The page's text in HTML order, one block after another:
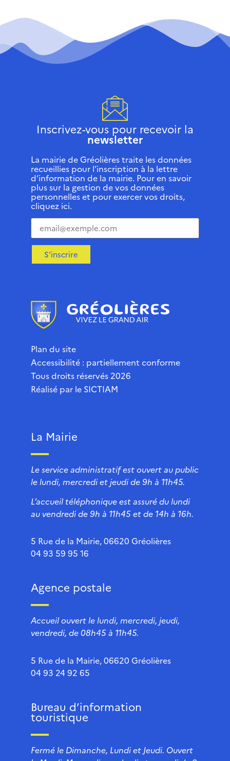
Inscrivez-vous pour recevoir la
newsletter
La mairie de Gréolières traite les données
recueillies pour l’inscription à la lettre
d’information de la mairie. Pour en savoir
plus sur la gestion de vos données
personnelles et pour exercer vos droits,
cliquez ici.
S'inscrire
Plan du site
Accessibilité : partiellement conforme
Tous droits réservés 2026
Réalisé par le SICTIAM
La Mairie
Le service administratif est ouvert au public
le lundi, mercredi et jeudi de 9h à 11h45.
L’accueil téléphonique est assuré du lundi
au vendredi de 9h à 11h45 et de 14h à 16h.
5 Rue de la Mairie, 06620 Gréolières
04 93 59 95 16
Agence postale
Accueil ouvert le lundi, mercredi, jeudi,
vendredi, de 08h45 à 11h45.
5 Rue de la Mairie, 06620 Gréolières
04 93 24 92 65
Bureau d’information
touristique
Fermé le Dimanche, Lundi et Jeudi. Ouvert